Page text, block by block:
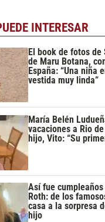
INTERESAR
El book de fotos
de Maru Botana,
España: “Una niña
vestida muy linda”
María Belén
vacaciones a Rio
hijo, Vito: “Su
Así fue
Roth: de los
casa a la sorpresa
hijo